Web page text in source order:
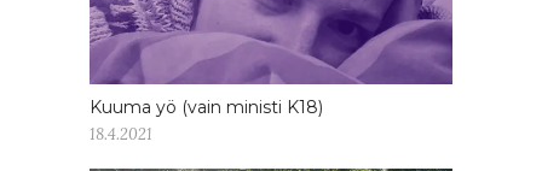
Kuuma yö (vain ministi K18)
18.4.2021